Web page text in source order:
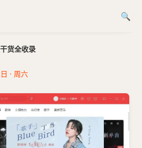
货全收录
· 周六